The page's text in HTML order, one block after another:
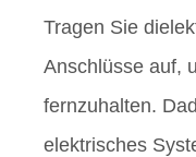
Tragen Sie
Anschlüsse auf,
fernzuhalten.
elektrisches